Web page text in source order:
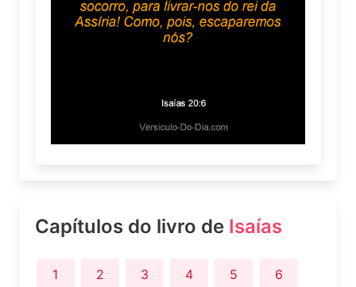
Capítulos do livro de Isaías
1 2 3 4 5 6